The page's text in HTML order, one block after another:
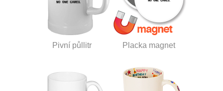
Pivní půllitr Placka magnet